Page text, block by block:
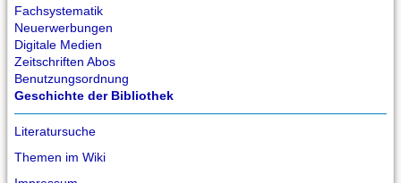
Fachsystematik
Neuerwerbungen
Digitale Medien
Zeitschriften Abos
Benutzungsordnung
Geschichte der Bibliothek
Literatursuche
Themen im Wiki